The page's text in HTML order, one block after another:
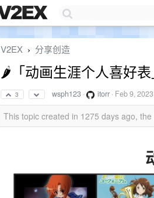
V2EX › 分享创造
🌶「动画生涯个人喜好
3 wsph123 · itorr · Feb 9, 2023
This topic created in 1275 days ago,